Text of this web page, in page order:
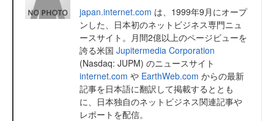
japan.internet.com は、1999年9月にオープ
ンした、日本初のネットビジネス専門ニュ
ースサイト。月間2億以上のページビューを
誇る米国 Jupitermedia Corporation
(Nasdaq: JUPM) のニュースサイト
internet.com や EarthWeb.com からの最新
記事を日本語に翻訳して掲載するととも
に、日本独自のネットビジネス関連記事や
レポートを配信。